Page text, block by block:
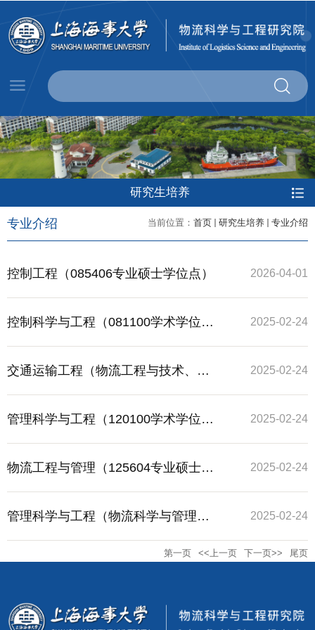
研究生培养
当前位置： 首页 研究生培养 专业介绍
专业介绍
控制工程（085406专业硕士学位点） 2026-04-01
控制科学与工程（081100学术学位硕
士点）
2025-02-24
交通运输工程（物流工程与技术、博
士点）
2025-02-24
管理科学与工程（120100学术学位硕
士点）
2025-02-24
物流工程与管理（125604专业硕士学
位点）
2025-02-24
管理科学与工程（物流科学与管理、
博士点）
2025-02-24
第一页 <<上一页 下一页>> 尾页